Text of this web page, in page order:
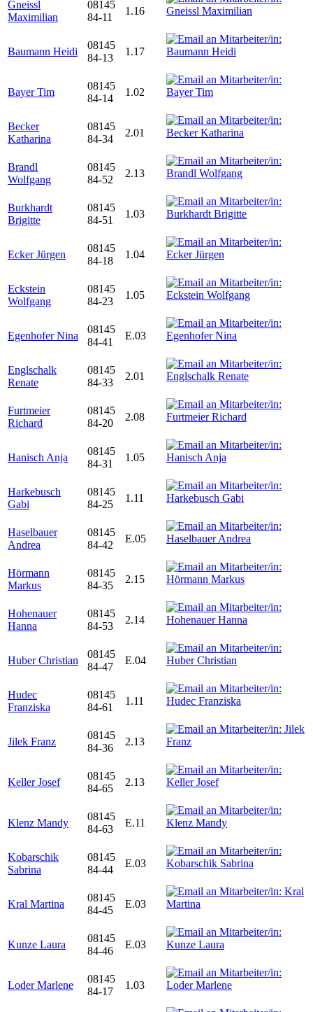
Gneissl
Maximilian
08145
84-11
1.16
Baumann Heidi
08145
84-13
1.17
Bayer Tim
08145
84-14
1.02
Becker
Katharina
08145
84-34
2.01
Brandl
Wolfgang
08145
84-52
2.13
Burkhardt
Brigitte
08145
84-51
1.03
Ecker Jürgen
08145
84-18
1.04
Eckstein
Wolfgang
08145
84-23
1.05
Egenhofer Nina
08145
84-41
E.03
Englschalk
Renate
08145
84-33
2.01
Furtmeier
Richard
08145
84-20
2.08
Hanisch Anja
08145
84-31
1.05
Harkebusch
Gabi
08145
84-25
1.11
Haselbauer
Andrea
08145
84-42
E.05
Hörmann
Markus
08145
84-35
2.15
Hohenauer
Hanna
08145
84-53
2.14
Huber Christian
08145
84-47
E.04
Hudec
Franziska
08145
84-61
1.11
Jilek Franz
08145
84-36
2.13
Keller Josef
08145
84-65
2.13
Klenz Mandy
08145
84-63
E.11
Kobarschik
Sabrina
08145
84-44
E.03
Kral Martina
08145
84-45
E.03
Kunze Laura
08145
84-46
E.03
Loder Marlene
08145
84-17
1.03